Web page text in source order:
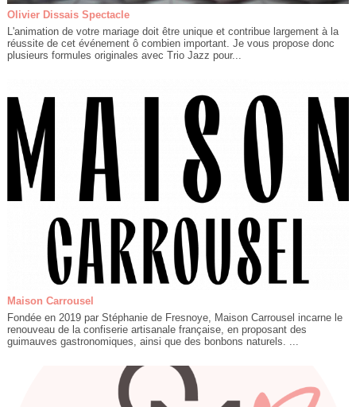
Olivier Dissais Spectacle
L'animation de votre mariage doit être unique et contribue largement à la
réussite de cet événement ô combien important. Je vous propose donc
plusieurs formules originales avec Trio Jazz pour...
Maison Carrousel
Fondée en 2019 par Stéphanie de Fresnoye, Maison Carrousel incarne le
renouveau de la confiserie artisanale française, en proposant des
guimauves gastronomiques, ainsi que des bonbons naturels. ...